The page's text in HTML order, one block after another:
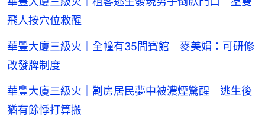
飛人按穴位救醒
華豐大廈三級火｜全幢有35間賓館 麥美娟：可研修
改發牌制度
華豐大廈三級火｜劏房居民夢中被濃煙驚醒 逃生後
猶有餘悸打算搬